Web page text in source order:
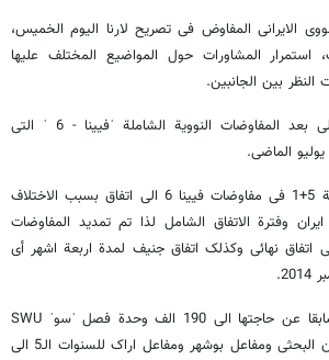
الایرانی المفاوض فی تصریح لارنا الیوم الخمیس،
المشاورات حول المواضیع المختلف علیها
بین الجانبین.
وهذه المحادثات هی الاولی بعد المفاوضات النوویة الشاملة ˈفیینا - 6 ˈ التی
ولم تتوصل ایران ومجموعة 5+1 فی مفاوضات فیینا 6 الی اتفاق بسبب الاختلاف
وفترة الاتفاق الشامل لذا تم تمدید المفاوضات
اتفاق نهائی وکذلک اتفاق جنیف لمدة اربعة اشهر أی
وکانت طهران قد اعلنت سابقا عن حاجتها الی 190 الف وحدة فصل ˈسوˈ SWU
لتوفیر الوقود لمفاعل طهران البحثی ومفاعل بوشهر ومفاعل اراک للسنوات الـ5 الی